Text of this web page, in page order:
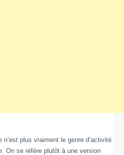
plus vraiment le genre d’activité
On se réfère plutôt à une version